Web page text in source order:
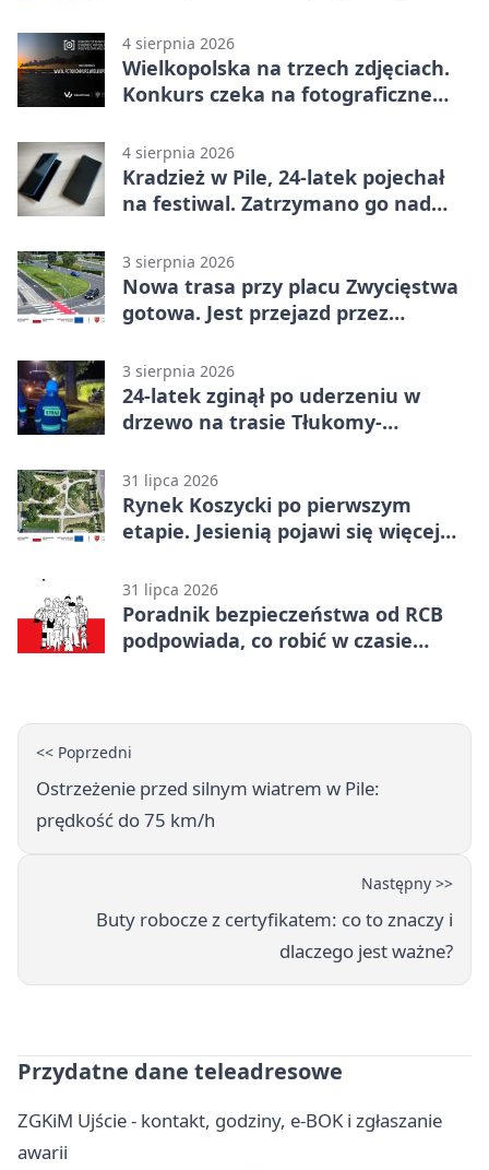
4 sierpnia 2026
Wielkopolska na trzech zdjęciach.
Konkurs czeka na fotograficzne
4 sierpnia 2026
Kradzież w Pile, 24-latek pojechał
na festiwal. Zatrzymano go nad
3 sierpnia 2026
Nowa trasa przy placu Zwycięstwa
gotowa. Jest przejazd przez
3 sierpnia 2026
24-latek zginął po uderzeniu w
drzewo na trasie Tłukomy-
31 lipca 2026
Rynek Koszycki po pierwszym
etapie. Jesienią pojawi się więcej
31 lipca 2026
Poradnik bezpieczeństwa od RCB
podpowiada, co robić w czasie
<< Poprzedni
Ostrzeżenie przed silnym wiatrem w Pile:
prędkość do 75 km/h
Następny >>
Buty robocze z certyfikatem: co to znaczy i
dlaczego jest ważne?
Przydatne dane teleadresowe
ZGKiM Ujście - kontakt, godziny, e-BOK i zgłaszanie
awarii